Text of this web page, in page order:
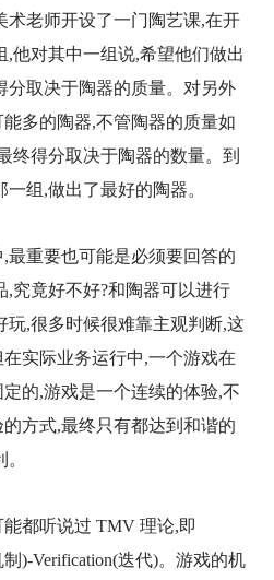
术老师开设了一门陶艺课,在开
,他对其中一组说,希望他们做出
分取决于陶器的质量。对另外
多的陶器,不管陶器的质量如
终得分取决于陶器的数量。到
组,做出了最好的陶器。
最重要也可能是必须要回答的
,究竟好不好?和陶器可以进行
玩,很多时候很难靠主观判断,这
实际业务运行中,一个游戏在
的,游戏是一个连续的体验,不
方式,最终只有都达到和谐的
都听说过 TMV 理论,即
制)-Verification(迭代)。游戏的机